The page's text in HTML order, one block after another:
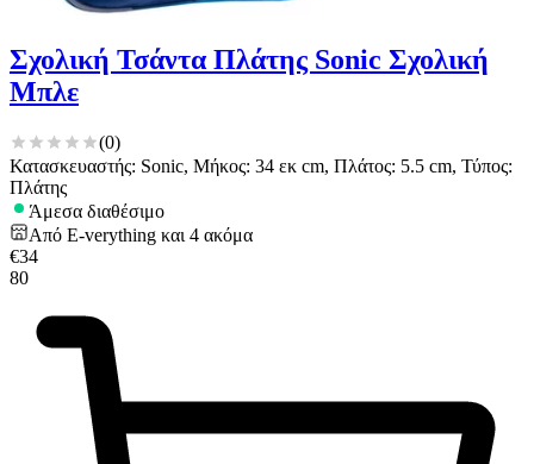
Σχολική Τσάντα Πλάτης Sonic Σχολική
Μπλε
(0)
Κατασκευαστής: Sonic, Μήκος: 34 εκ cm, Πλάτος: 5.5 cm, Τύπος:
Πλάτης
Άμεσα διαθέσιμο
Από E-verything και 4 ακόμα
€34
80